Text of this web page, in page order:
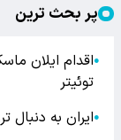
پر بحث ترین
●اقدام ایلان
توئیتر
●ایران به دنبال